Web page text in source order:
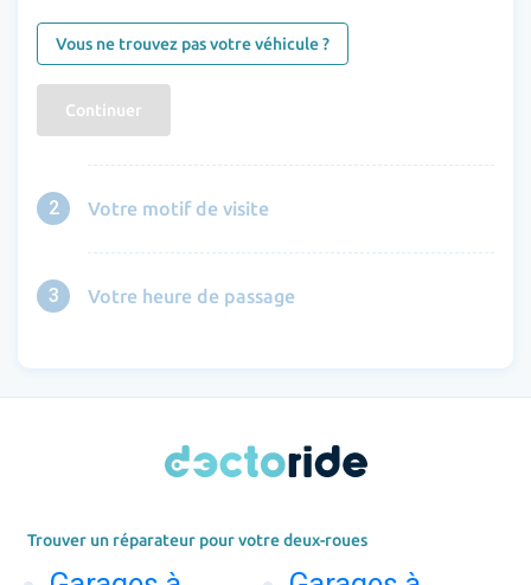
Vous ne trouvez pas votre véhicule ?
Continuer
2 Votre motif de visite
3 Votre heure de passage
Trouver un réparateur pour votre deux-roues